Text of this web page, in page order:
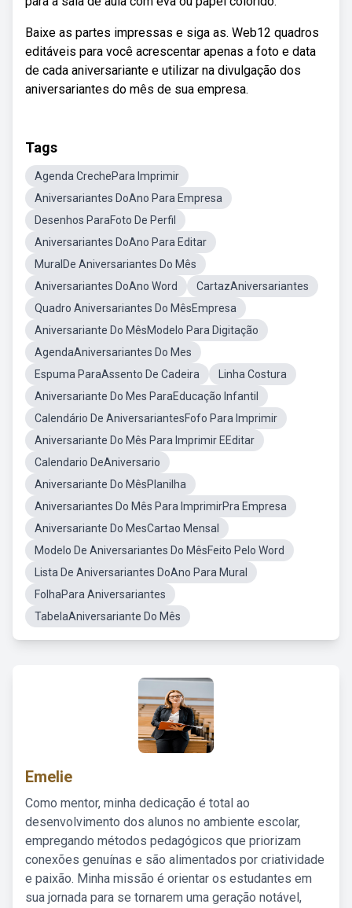
Baixe as partes impressas e siga as. Web12 quadros
editáveis para você acrescentar apenas a foto e data
de cada aniversariante e utilizar na divulgação dos
aniversariantes do mês de sua empresa.
Tags
Agenda CrechePara Imprimir
Aniversariantes DoAno Para Empresa
Desenhos ParaFoto De Perfil
Aniversariantes DoAno Para Editar
MuralDe Aniversariantes Do Mês
Aniversariantes DoAno Word
CartazAniversariantes
Quadro Aniversariantes Do MêsEmpresa
Aniversariante Do MêsModelo Para Digitação
AgendaAniversariantes Do Mes
Espuma ParaAssento De Cadeira
Linha Costura
Aniversariante Do Mes ParaEducação Infantil
Calendário De AniversariantesFofo Para Imprimir
Aniversariante Do Mês Para Imprimir EEditar
Calendario DeAniversario
Aniversariante Do MêsPlanilha
Aniversariantes Do Mês Para ImprimirPra Empresa
Aniversariante Do MesCartao Mensal
Modelo De Aniversariantes Do MêsFeito Pelo Word
Lista De Aniversariantes DoAno Para Mural
FolhaPara Aniversariantes
TabelaAniversariante Do Mês
Emelie
Como mentor, minha dedicação é total ao
desenvolvimento dos alunos no ambiente escolar,
empregando métodos pedagógicos que priorizam
conexões genuínas e são alimentados por criatividade
e paixão. Minha missão é orientar os estudantes em
sua jornada para se tornarem uma geração notável,